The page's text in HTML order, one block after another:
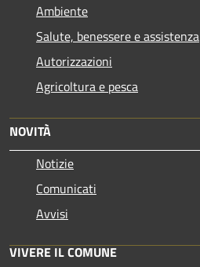
Ambiente
Salute, benessere e assistenza
Autorizzazioni
Agricoltura e pesca
NOVITÀ
Notizie
Comunicati
Avvisi
VIVERE IL COMUNE